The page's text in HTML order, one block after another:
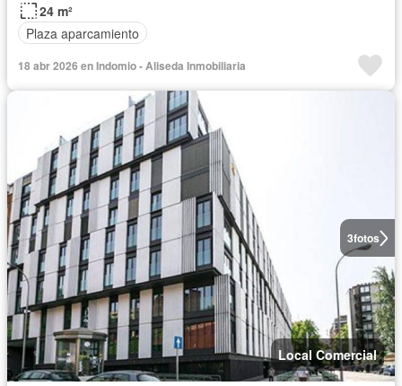
24 m²
Plaza aparcamiento
18 abr 2026 en Indomio - Aliseda Inmobiliaria
3fotos
Local Comercial